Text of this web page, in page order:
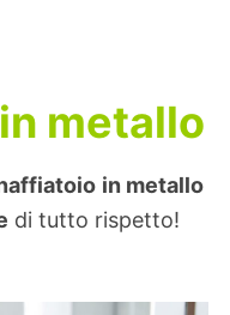
metallo
in metallo
di tutto rispetto!